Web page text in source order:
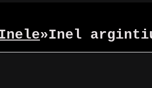
»Inel